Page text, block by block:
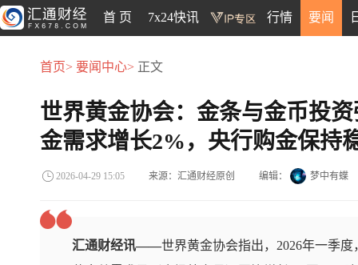
首 页 7x24快讯 行情 要闻
首页> 要闻中心> 正文
世界黄金协会：金条与金币投
金需求增长2%，央行购金保持
2026-04-29 15:05 来源：汇通财经原创 编辑： 梦中有蝶
汇通财经讯——世界黄金协会指出，2026年一季